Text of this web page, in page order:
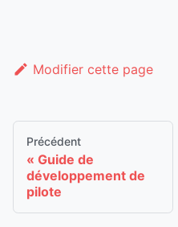
Modifier cette page
Précédent
Guide de
développement de
pilote